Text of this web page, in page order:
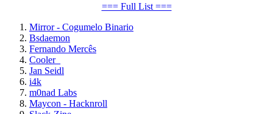
=== Full List ===
Mirror - Cogumelo Binario
Bsdaemon
Fernando Mercês
Cooler_
Jan Seidl
i4k
m0nad Labs
Maycon - Hacknroll